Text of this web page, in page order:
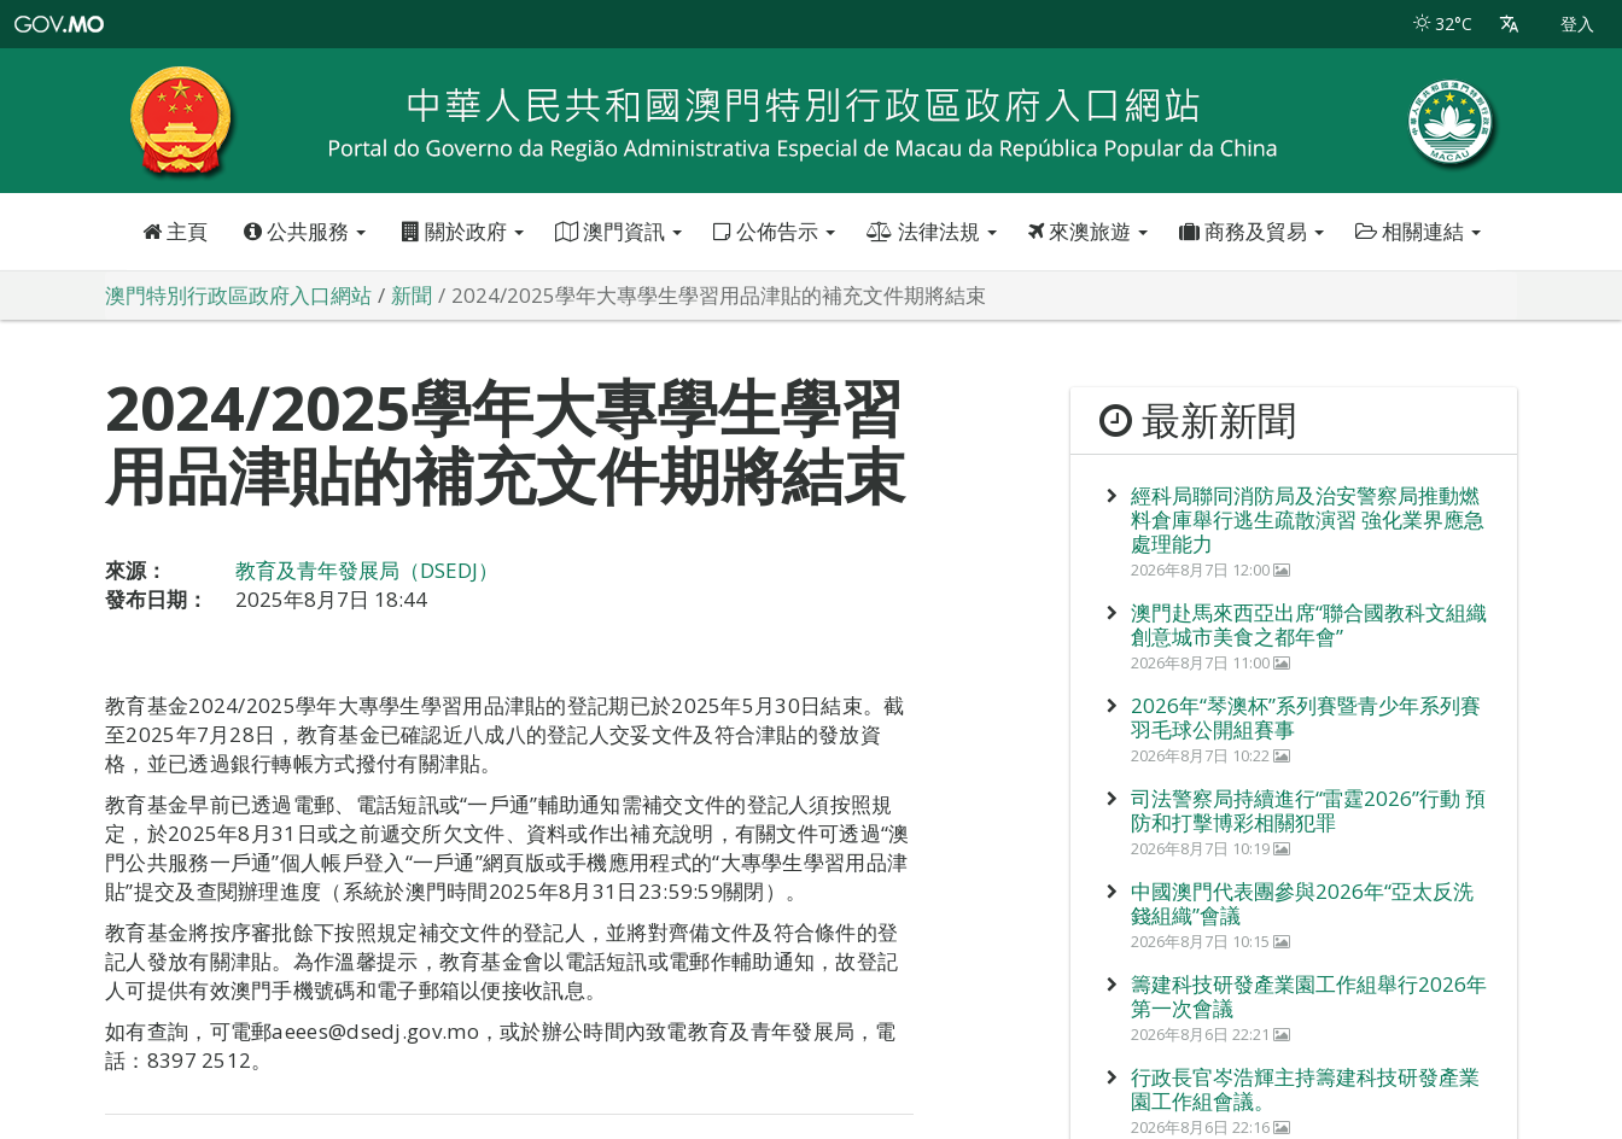
特
政
區
政
口
32°C 登入
主頁 公共服務 關於政府 澳門資訊 公佈告示 法律法規 來澳旅遊 商務及貿易 相關連結
澳門特別行政區政府入口網站 新聞 2024∕2025學年大專學生學習用品津貼的補充文件期將結束
2024∕2025學年大專學生學習
用品津貼的補充文件期將結束
來源：
教育及青年發展局（DSEDJ）
發布日期：
2025年8月7日 18:44
教育基金2024/2025學年大專學生學習用品津貼的登記期已於2025年5月30日結束。截
至2025年7月28日，教育基金已確認近八成八的登記人交妥文件及符合津貼的發放資
格，並已透過銀行轉帳方式撥付有關津貼。
教育基金早前已透過電郵、電話短訊或“一戶通”輔助通知需補交文件的登記人須按照規
定，於2025年8月31日或之前遞交所欠文件、資料或作出補充說明，有關文件可透過“澳
門公共服務一戶通”個人帳戶登入“一戶通”網頁版或手機應用程式的“大專學生學習用品津
貼”提交及查閱辦理進度（系統於澳門時間2025年8月31日23:59:59關閉）。
教育基金將按序審批餘下按照規定補交文件的登記人，並將對齊備文件及符合條件的登
記人發放有關津貼。為作溫馨提示，教育基金會以電話短訊或電郵作輔助通知，故登記
人可提供有效澳門手機號碼和電子郵箱以便接收訊息。
如有查詢，可電郵aeees@dsedj.gov.mo，或於辦公時間內致電教育及青年發展局，電
話：8397 2512。
最新新聞
經科局聯同消防局及治安警察局推動燃
料倉庫舉行逃生疏散演習 強化業界應急
處理能力
2026年8月7日 12:00
澳門赴馬來西亞出席“聯合國教科文組織
創意城市美食之都年會”
2026年8月7日 11:00
2026年“琴澳杯”系列賽暨青少年系列賽
羽毛球公開組賽事
2026年8月7日 10:22
司法警察局持續進行“雷霆2026”行動 預
防和打擊博彩相關犯罪
2026年8月7日 10:19
中國澳門代表團參與2026年“亞太反洗
錢組織”會議
2026年8月7日 10:15
籌建科技研發產業園工作組舉行2026年
第一次會議
2026年8月6日 22:21
行政長官岑浩輝主持籌建科技研發產業
園工作組會議。
2026年8月6日 22:16